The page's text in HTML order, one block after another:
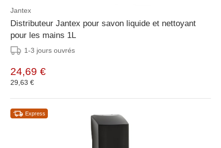
Jantex
Distributeur Jantex pour savon liquide et nettoyant
pour les mains 1L
1-3 jours ouvrés
24,69 €
29,63 €
Express